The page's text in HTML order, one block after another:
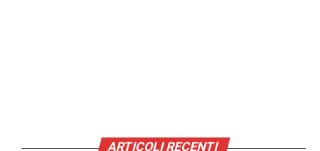
ARTICOLI RECENTI